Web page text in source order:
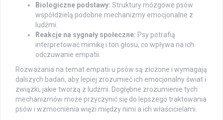
Biologiczne podstawy: Struktury mózgowe psów
współdzielą podobne mechanizmy emocjonalne z
ludźmi.
Reakcje na sygnały społeczne: Psy potrafią
interpretować mimikę i ton głosu, co wpływa na ich
odczuwanie empatii.
Rozważania na temat empatii u psów są złożone i wymagają
dalszych badań, aby lepiej zrozumieć ich emocjonalny świat i
związki, jakie tworzą z ludźmi. Dogłębne zrozumienie tych
mechanizmów może przyczynić się do lepszego traktowania
psów i wzmocnienia więzi między nimi a ich właścicielami.